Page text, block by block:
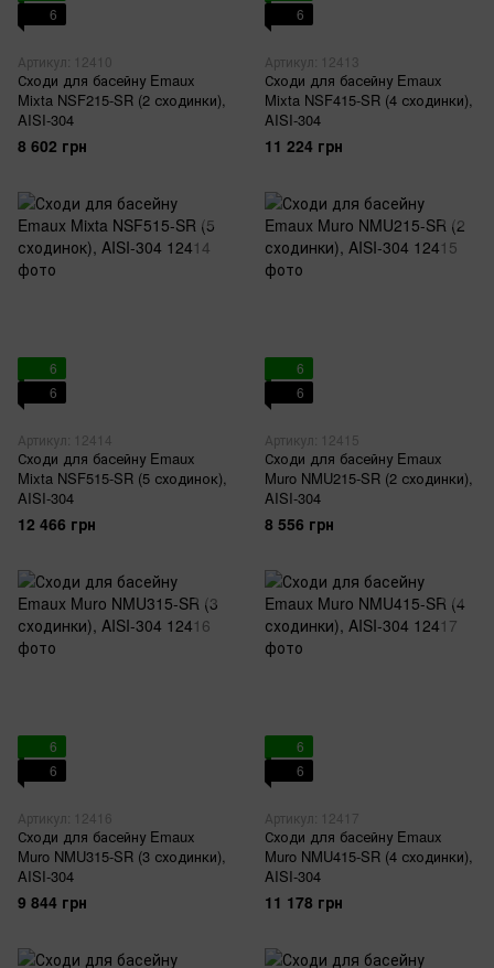
6
Артикул: 12410
Сходи для басейну Emaux
Mixta NSF215-SR (2 сходинки),
AISI-304
8 602 грн
6
Артикул: 12413
Сходи для басейну Emaux
Mixta NSF415-SR (4 сходинки),
AISI-304
11 224 грн
6
6
Артикул: 12414
Сходи для басейну Emaux
Mixta NSF515-SR (5 сходинок),
AISI-304
12 466 грн
6
6
Артикул: 12415
Сходи для басейну Emaux
Muro NMU215-SR (2 сходинки),
AISI-304
8 556 грн
6
6
Артикул: 12416
Сходи для басейну Emaux
Muro NMU315-SR (3 сходинки),
AISI-304
9 844 грн
6
6
Артикул: 12417
Сходи для басейну Emaux
Muro NMU415-SR (4 сходинки),
AISI-304
11 178 грн